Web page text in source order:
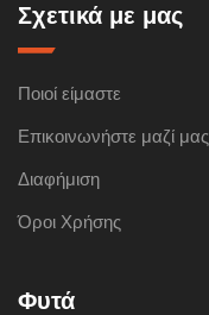
Σχετικά με μας
Ποιοί είμαστε
Επικοινωνήστε μαζί μας
Διαφήμιση
Όροι Χρήσης
Φυτά